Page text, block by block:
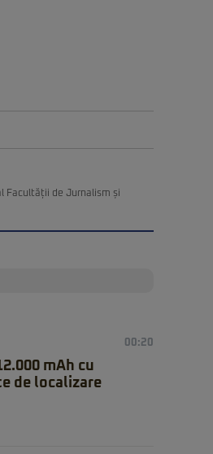
Facultății de Jurnalism și
00:20
mAh cu
de localizare